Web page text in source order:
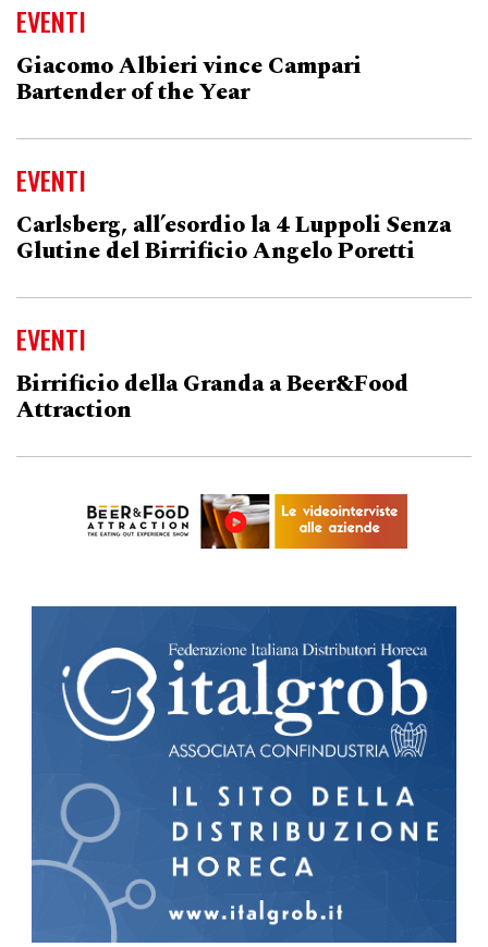
EVENTI
Giacomo Albieri vince Campari
Bartender of the Year
EVENTI
Carlsberg, all’esordio la 4 Luppoli Senza
Glutine del Birrificio Angelo Poretti
EVENTI
Birrificio della Granda a Beer&Food
Attraction